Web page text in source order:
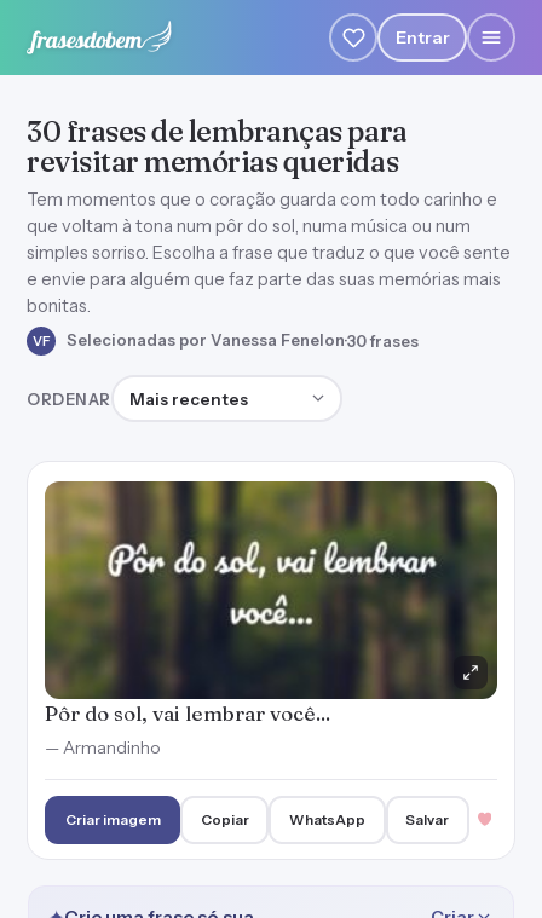
Entrar
30 frases de lembranças para
revisitar memórias queridas
Tem momentos que o coração guarda com todo carinho e
que voltam à tona num pôr do sol, numa música ou num
simples sorriso. Escolha a frase que traduz o que você sente
e envie para alguém que faz parte das suas memórias mais
bonitas.
VF Selecionadas por Vanessa Fenelon·30 frases
ORDENAR Ordenar frases
Pôr do sol, vai lembrar você...
— Armandinho
Criar imagem Copiar WhatsApp Salvar